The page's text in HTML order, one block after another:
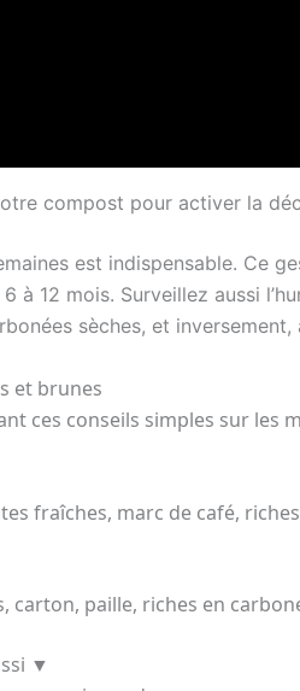
compost pour activer la
est indispensable. Ce
à 12 mois. Surveillez aussi
sèches, et
et brunes
ces conseils simples sur les
fraîches, marc de café,
carton, paille, riches en
▼